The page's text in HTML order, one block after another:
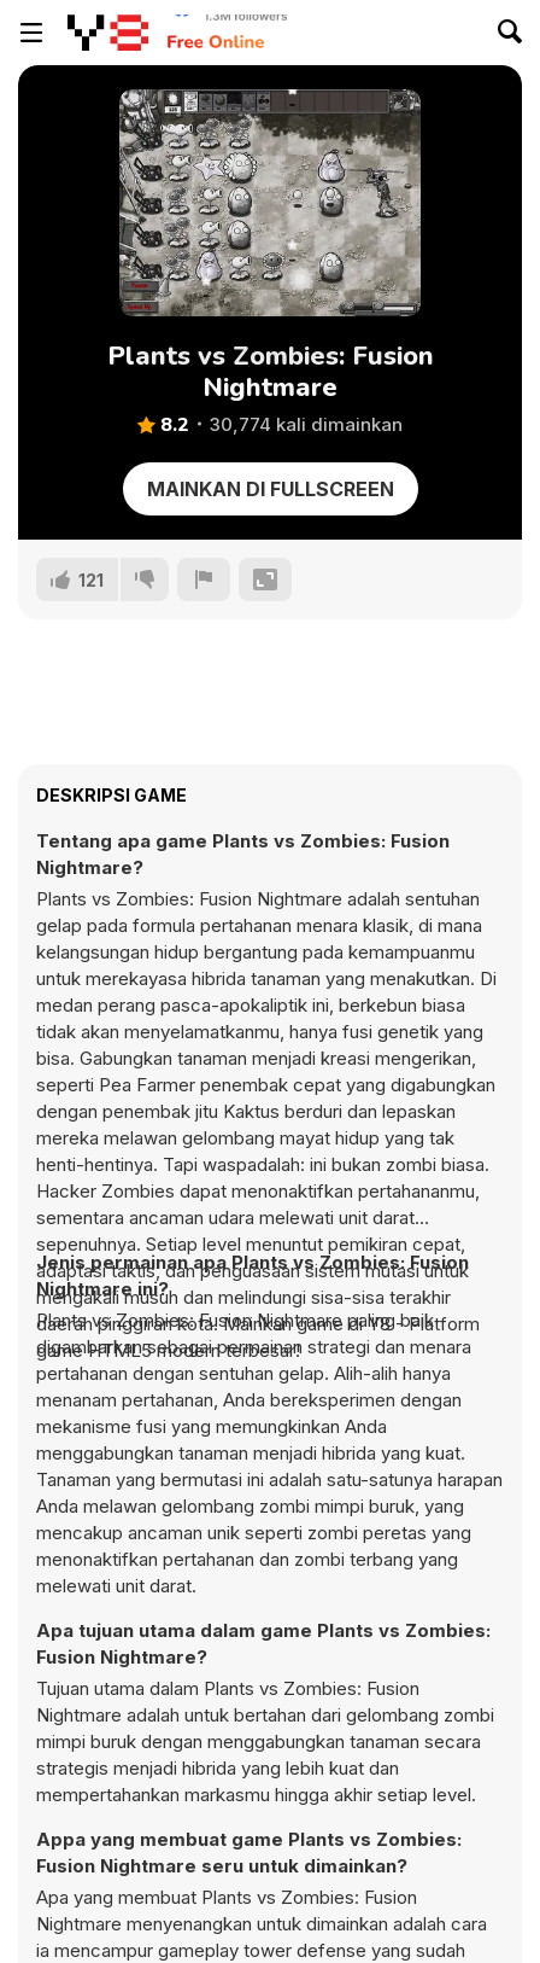
Plants vs Zombies: Fusion
Nightmare
8.2 30,774 kali dimainkan
MAINKAN DI FULLSCREEN
121
DESKRIPSI GAME
Tentang apa game Plants vs Zombies: Fusion
Nightmare?
Plants vs Zombies: Fusion Nightmare adalah sentuhan
gelap pada formula pertahanan menara klasik, di mana
kelangsungan hidup bergantung pada kemampuanmu
untuk merekayasa hibrida tanaman yang menakutkan. Di
medan perang pasca-apokaliptik ini, berkebun biasa
tidak akan menyelamatkanmu, hanya fusi genetik yang
bisa. Gabungkan tanaman menjadi kreasi mengerikan,
seperti Pea Farmer penembak cepat yang digabungkan
dengan penembak jitu Kaktus berduri dan lepaskan
mereka melawan gelombang mayat hidup yang tak
henti-hentinya. Tapi waspadalah: ini bukan zombi biasa.
Hacker Zombies dapat menonaktifkan pertahananmu,
sementara ancaman udara melewati unit darat
sepenuhnya. Setiap level menuntut pemikiran cepat,
adaptasi taktis, dan penguasaan sistem mutasi untuk
mengakali musuh dan melindungi sisa-sisa terakhir
daerah pinggiran kota. Mainkan game di Y8 - Platform
game HTML5 modern terbesar!
Jenis permainan apa Plants vs Zombies: Fusion
Nightmare ini?
Plants vs Zombies: Fusion Nightmare paling baik
digambarkan sebagai permainan strategi dan menara
pertahanan dengan sentuhan gelap. Alih-alih hanya
menanam pertahanan, Anda bereksperimen dengan
mekanisme fusi yang memungkinkan Anda
menggabungkan tanaman menjadi hibrida yang kuat.
Tanaman yang bermutasi ini adalah satu-satunya harapan
Anda melawan gelombang zombi mimpi buruk, yang
mencakup ancaman unik seperti zombi peretas yang
menonaktifkan pertahanan dan zombi terbang yang
melewati unit darat.
Apa tujuan utama dalam game Plants vs Zombies:
Fusion Nightmare?
Tujuan utama dalam Plants vs Zombies: Fusion
Nightmare adalah untuk bertahan dari gelombang zombi
mimpi buruk dengan menggabungkan tanaman secara
strategis menjadi hibrida yang lebih kuat dan
mempertahankan markasmu hingga akhir setiap level.
Appa yang membuat game Plants vs Zombies:
Fusion Nightmare seru untuk dimainkan?
Apa yang membuat Plants vs Zombies: Fusion
Nightmare menyenangkan untuk dimainkan adalah cara
ia mencampur gameplay tower defense yang sudah